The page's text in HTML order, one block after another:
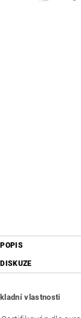
POPIS
DISKUZE
vlastnosti